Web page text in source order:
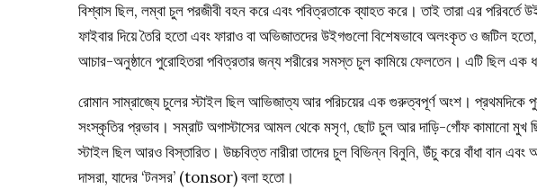
বিশ্বাস ছিল, লম্বা চুল পরজীবী বহন করে এবং পবিত্রতাকে ব্যাহত করে। তাই তারা এর
ফাইবার দিয়ে তৈরি হতো এবং ফারাও বা অভিজাতদের উইগগুলো বিশেষভাবে অলংকৃত ও জটিল হতো,
আচার-অনুষ্ঠানে পুরোহিতরা পবিত্রতার জন্য শরীরের সমস্ত চুল কামিয়ে ফেলতেন। এটি ছিল এক
রোমান সাম্রাজ্যে চুলের স্টাইল ছিল আভিজাত্য আর পরিচয়ের এক গুরুত্বপূর্ণ অংশ। প্রথমদিকে
সংস্কৃতির প্রভাব। সম্রাট অগাস্টাসের আমল থেকে মসৃণ, ছোট চুল আর দাড়ি-গোঁফ কামানো মুখ
স্টাইল ছিল আরও বিস্তারিত। উচ্চবিত্ত নারীরা তাদের চুল বিভিন্ন বিনুনি, উঁচু করে বাঁধা বান
দাসরা, যাদের ‘টনসর’ (tonsor) বলা হতো।